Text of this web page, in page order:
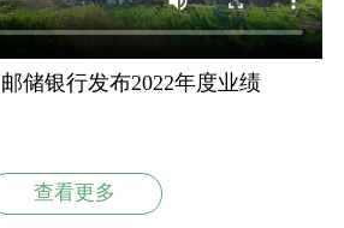
储银行发布2022年度业绩
查看更多